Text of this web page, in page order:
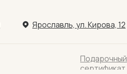
Подарочный
сертификат
Ярославль, ул. Кирова, 12